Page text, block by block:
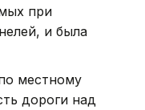
при
и была
местному
дороги над